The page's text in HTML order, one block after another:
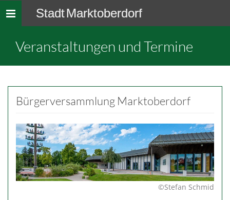
Toggle
navigation
Stadt Marktoberdorf
Veranstaltungen und Termine
Bürgerversammlung Marktoberdorf
©Stefan Schmid